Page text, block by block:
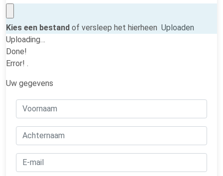
Kies een bestand of versleep het hierheen Uploaden
Uploading…
Done!
Error! .
Uw gegevens